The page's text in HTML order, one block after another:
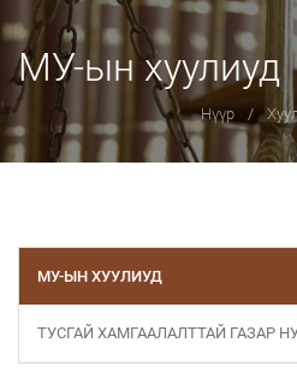
МУ-ын хуулиуд
Нүүр
МУ-ЫН ХУУЛИУД
ТУСГАЙ ХАМГААЛАЛТТАЙ ГАЗАР